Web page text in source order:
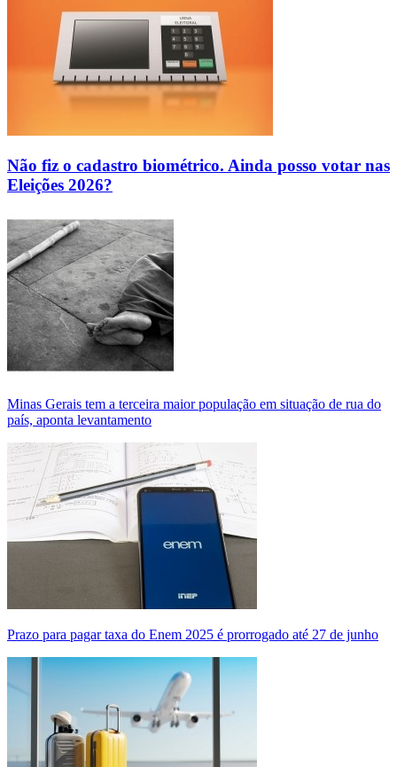
Não fiz o cadastro biométrico. Ainda posso votar nas
Eleições 2026?
Minas Gerais tem a terceira maior população em situação de rua do
país, aponta levantamento
Prazo para pagar taxa do Enem 2025 é prorrogado até 27 de junho